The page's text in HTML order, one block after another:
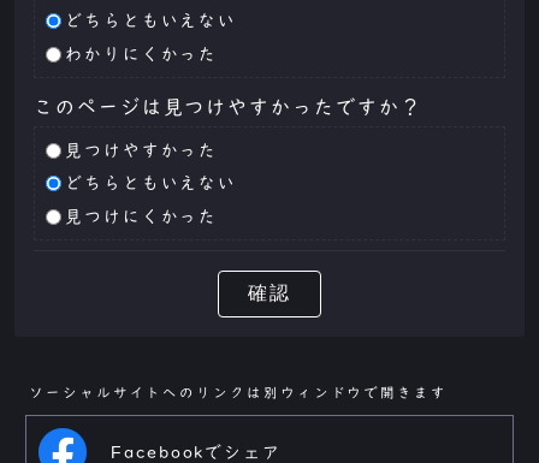
どちらともいえない
わかりにくかった
このページは見つけやすかったですか？
見つけやすかった
どちらともいえない
見つけにくかった
確認
ソーシャルサイトへのリンクは別ウィンドウで開きます
Facebookでシェア